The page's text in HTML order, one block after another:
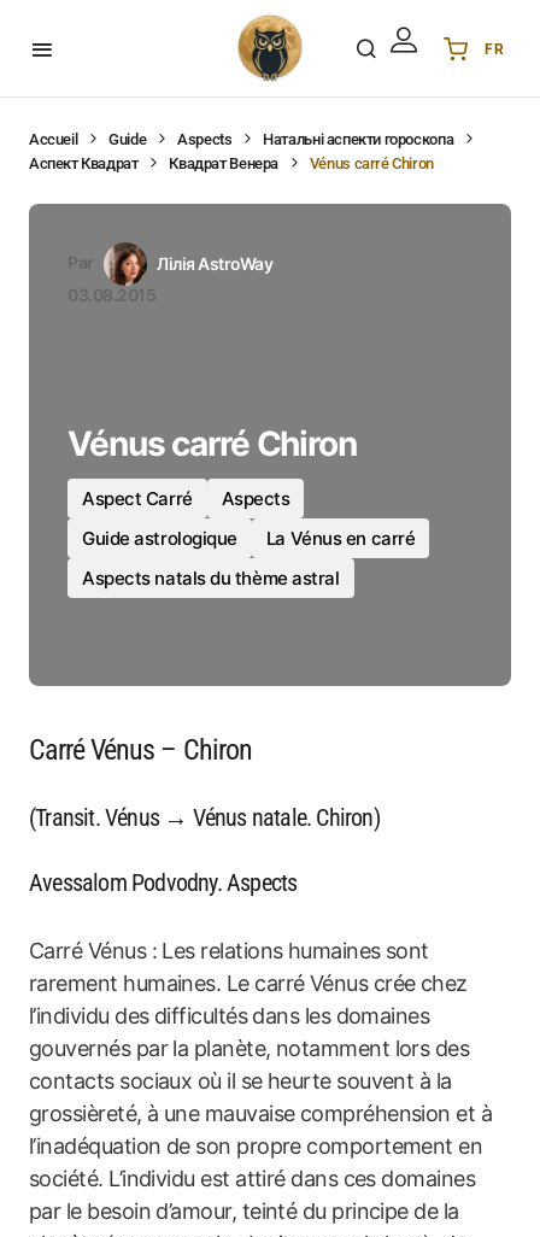
FR
DE Deutsch
PL Polski
Accueil Guide Aspects
Натальні аспекти гороскопа
Аспект Квадрат
Квадрат Венера Vénus carré Chiron
Par
Лілія AstroWay
03.08.2015
Vénus carré Chiron
Aspect Carré
Aspects
Guide astrologique
La Vénus en carré
Aspects natals du thème astral
Carré Vénus – Chiron
(Transit. Vénus → Vénus natale. Chiron)
Avessalom Podvodny. Aspects
Carré Vénus : Les relations humaines sont
rarement humaines. Le carré Vénus crée chez
l’individu des difficultés dans les domaines
gouvernés par la planète, notamment lors des
contacts sociaux où il se heurte souvent à la
grossièreté, à une mauvaise compréhension et à
l’inadéquation de son propre comportement en
société. L’individu est attiré dans ces domaines
par le besoin d’amour, teinté du principe de la